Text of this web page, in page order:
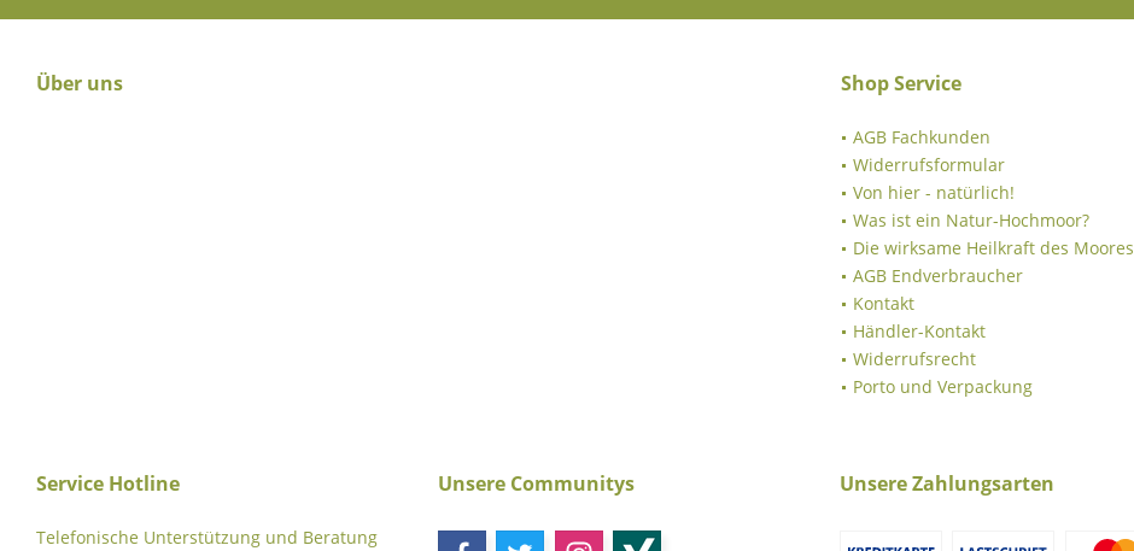
Über uns Shop Service
AGB Fachkunden
Widerrufsformular
Von hier - natürlich!
Was ist ein Natur-Hochmoor?
Die wirksame Heilkraft des Moores
AGB Endverbraucher
Kontakt
Händler-Kontakt
Widerrufsrecht
Porto und Verpackung
Service Hotline
Telefonische Unterstützung und Beratung
Unsere Communitys Unsere Zahlungsarten